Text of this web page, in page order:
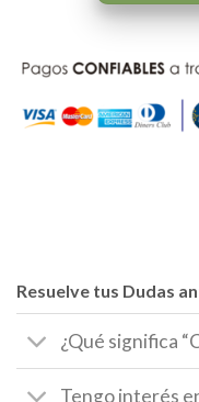
Resuelve tus Dudas
¿Qué significa
Tengo interés